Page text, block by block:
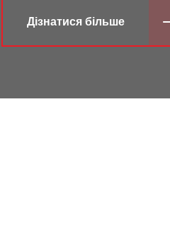
Дізнатися більше